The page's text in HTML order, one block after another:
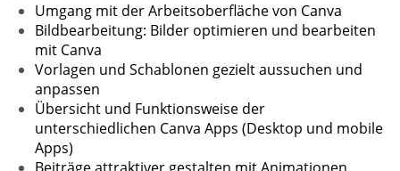
Umgang mit der Arbeitsoberfläche von Canva
Bildbearbeitung: Bilder optimieren und bearbeiten
mit Canva
Vorlagen und Schablonen gezielt aussuchen und
anpassen
Übersicht und Funktionsweise der
unterschiedlichen Canva Apps (Desktop und mobile
Apps)